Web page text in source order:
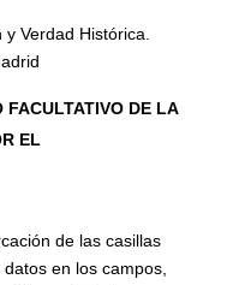
Verdad Histórica.
DE LA
EL
de las casillas
en los campos,